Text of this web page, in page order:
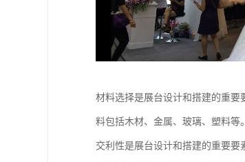
材料选择是展台设计和搭建的重
料包括木材、金属、玻璃、塑料等。
交利性是展台设计和搭建的重要